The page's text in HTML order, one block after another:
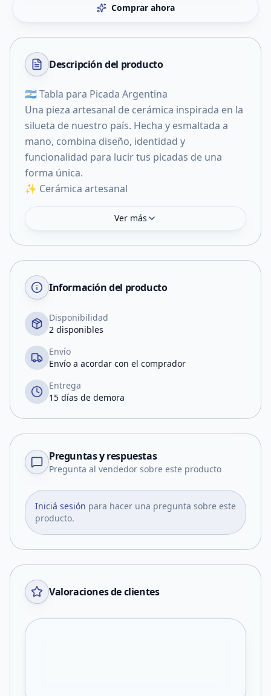
Comprar ahora
Descripción del producto
🇦🇷 Tabla para Picada Argentina
Una pieza artesanal de cerámica inspirada en la
silueta de nuestro país. Hecha y esmaltada a
mano, combina diseño, identidad y
funcionalidad para lucir tus picadas de una
forma única.
✨ Cerámica artesanal
Ver más
Información del producto
Disponibilidad
2 disponibles
Envío
Envío a acordar con el comprador
Entrega
15 días de demora
Preguntas y respuestas
Pregunta al vendedor sobre este producto
Iniciá sesión para hacer una pregunta sobre este
producto.
Valoraciones de clientes